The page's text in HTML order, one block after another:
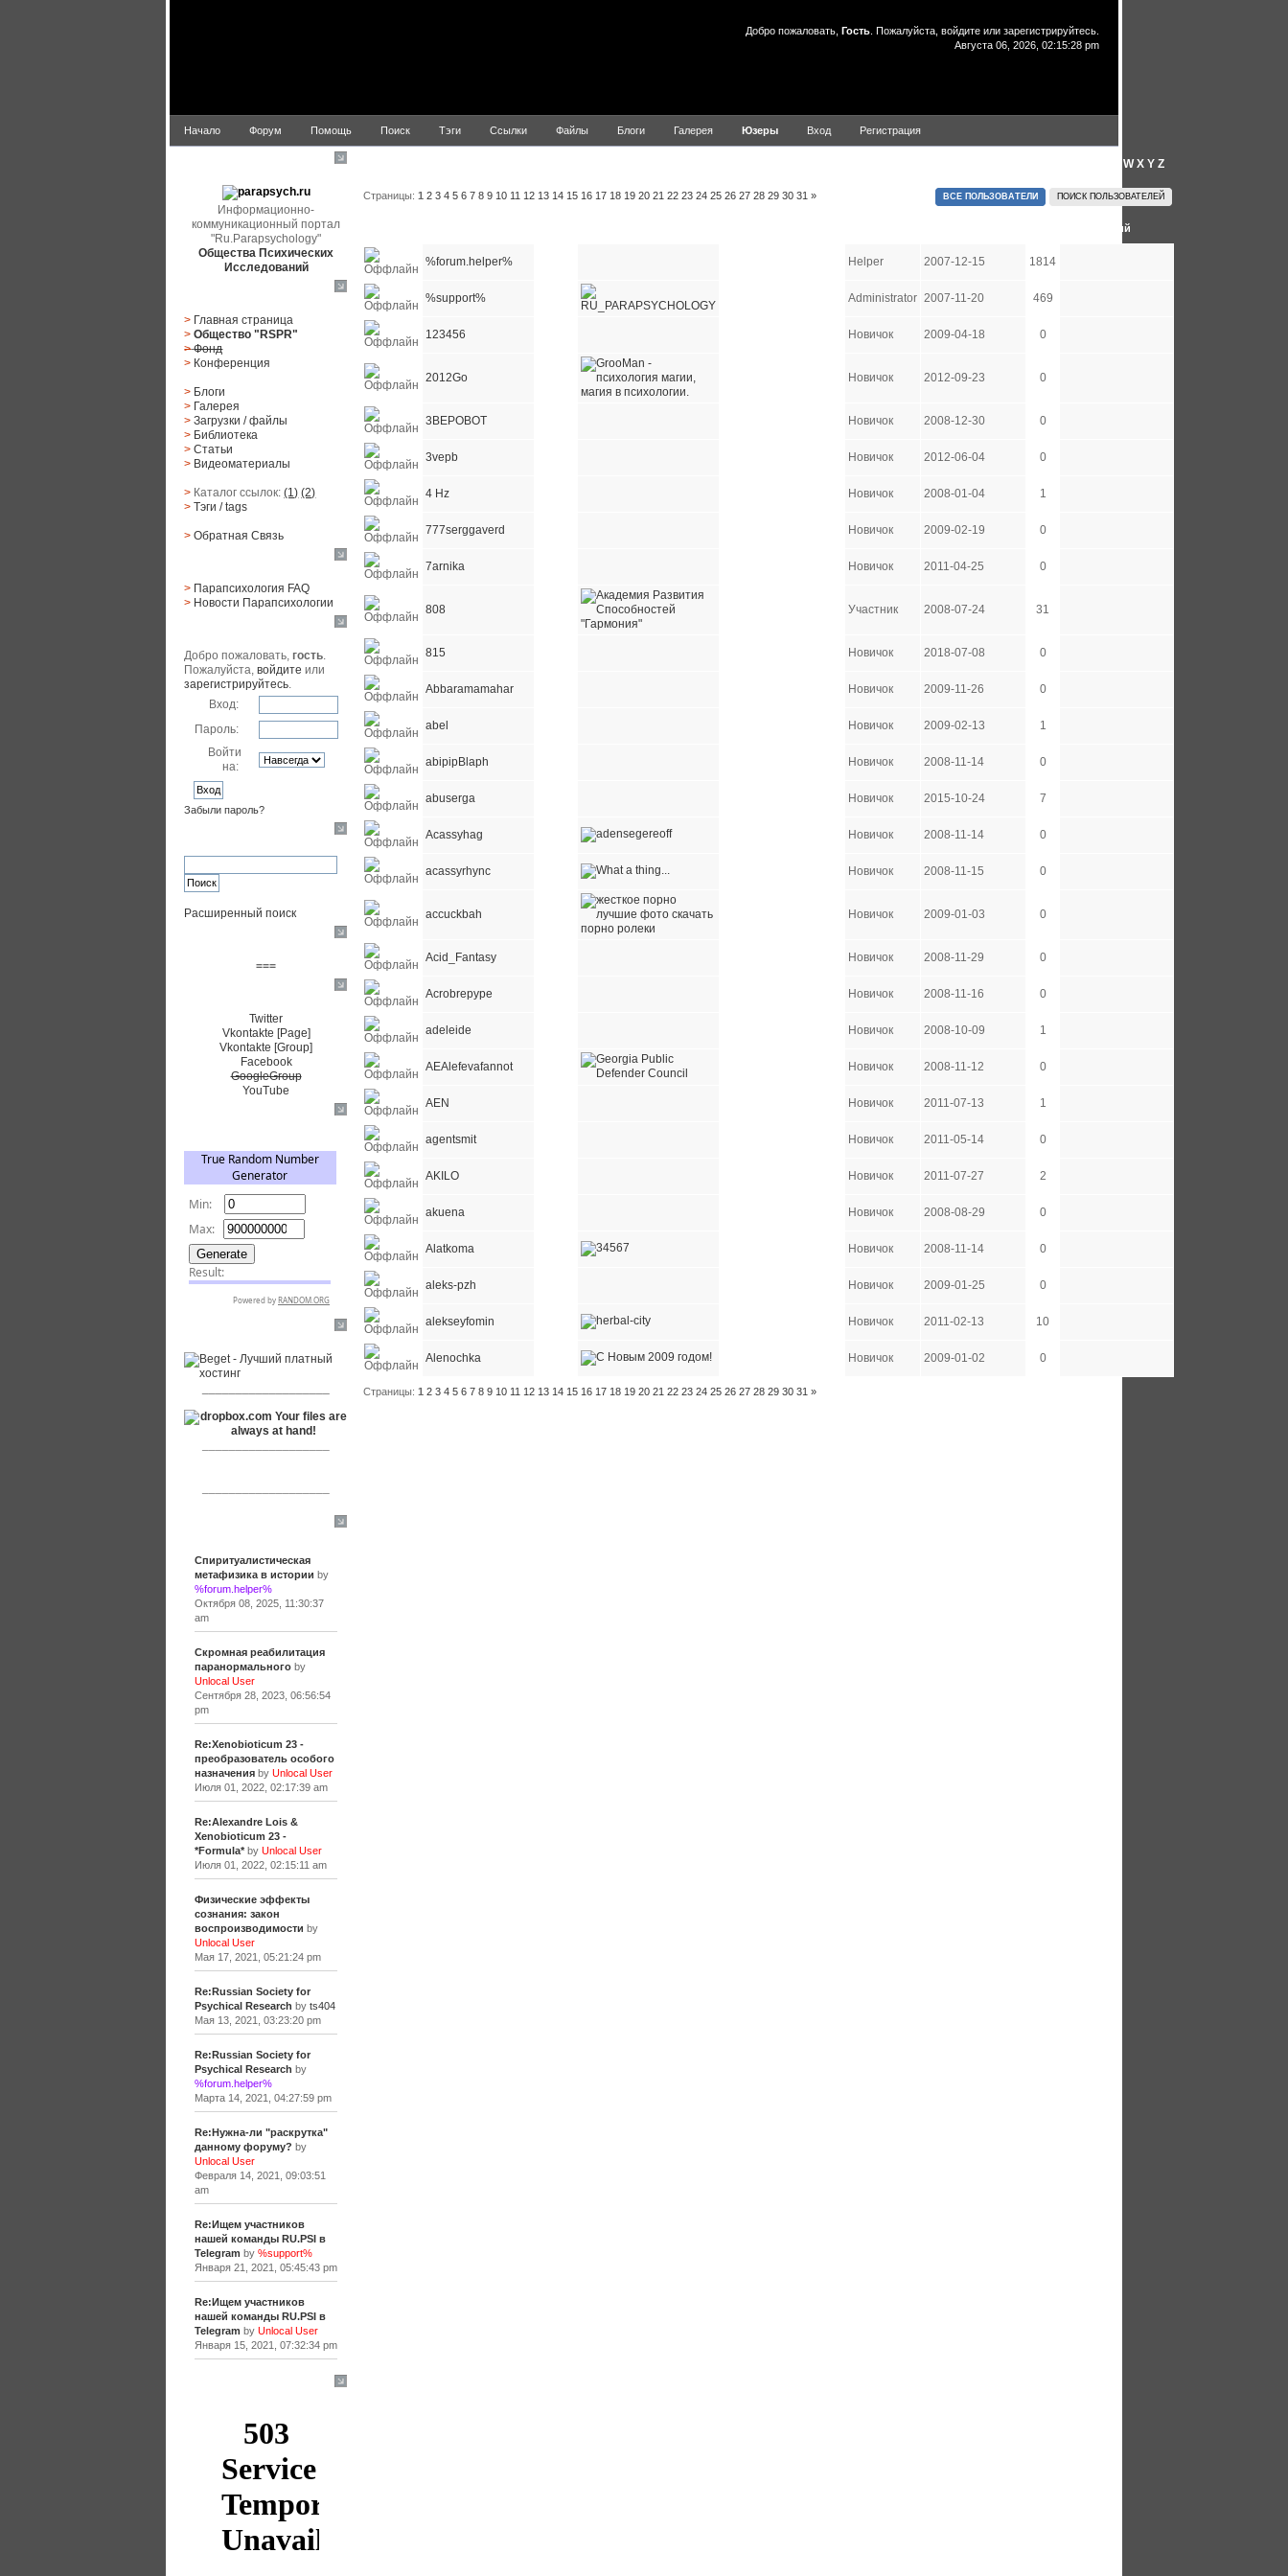
Добро пожаловать, Гость . Пожалуйста, войдите или зарегистрируйтесь
Августа 06, 2026, 02:15:28 pm
Начало Форум Помощь Поиск Тэги Ссылки Файлы Блоги Галерея Юзеры Вход Регистрация
Информационно-
коммуникационный портал
"Ru.Parapsychology"
Общества Психических
Исследований
> Главная страница
> Общество "RSPR"
> Фонд
> Конференция
> Блоги
> Галерея
> Загрузки/файлы
> Библиотека
> Статьи
> Видеоматериалы
> Каталог ссылок:(1) (2)
> Тэги/ tags
> Обратная Cвязь
> Парапсихология FAQ
> Новости Парапсихологии
Добро пожаловать,гость.
Пожалуйста,войдите или
зарегистрируйтесь.
Вход:
Пароль:
Войти
на:
Забыли пароль?
Расширенный поиск
===
Twitter
Vkontakte [Page]
Vkontakte [Group]
Facebook
GoogleGroup
YouTube
Спиритуалистическая
метафизика в истории by
%forum.helper%
Октября 08, 2025, 11:30:37
am
Скромная реабилитация
паранормальногоby
Unlocal User
Сентября 28, 2023, 06:56:54
pm
Re:Xenobioticum 23 -
преобразователь особого
назначенияby Unlocal User
Июля 01, 2022, 02:17:39 am
Re:Alexandre Lois &
Xenobioticum 23 -
*Formula*by Unlocal User
Июля 01, 2022, 02:15:11 am
Физические эффекты
сознания: закон
воспроизводимости by
Unlocal User
Мая 17, 2021, 05:21:24 pm
Re:Russian Society for
Psychical Research by ts404
Мая 13, 2021, 03:23:20 pm
Re:Russian Society for
Psychical Research by
%forum.helper%
Марта 14, 2021, 04:27:59 pm
Re:Нужна-ли "раскрутка"
данному форуму? by
Unlocal User
Февраля 14, 2021, 09:03:51
am
Re:Ищем участников
нашей команды RU.PSI в
Telegram by %support%
Января 21, 2021, 05:45:43 pm
Re:Ищем участников
нашей команды RU.PSI в
Telegram by Unlocal User
Января 15, 2021, 07:32:34 pm
W X Y Z
ВСЕ ПОЛЬЗОВАТЕЛИ ПОИСК ПОЛЬЗОВАТЕЛЕЙ
Страницы:1 2 3 4 5 6 7 8 9 10 11 12 13 14 15 16 17 18 19 20 21 22 23 24 25 26 27 28 29 30 31 »
Сообщений
%forum.helper% Helper 2007-12-15 1814
%support% Administrator 2007-11-20 469
123456 Новичок 2009-04-18 0
2012Go Новичок 2012-09-23 0
3BEPOBOT Новичок 2008-12-30 0
3vepb Новичок 2012-06-04 0
4 Hz Новичок 2008-01-04 1
777serggaverd Новичок 2009-02-19 0
7arnika Новичок 2011-04-25 0
808 Участник 2008-07-24 31
815 Новичок 2018-07-08 0
Abbaramamahar Новичок 2009-11-26 0
abel Новичок 2009-02-13 1
abipipBlaph Новичок 2008-11-14 0
abuserga Новичок 2015-10-24 7
Acassyhag Новичок 2008-11-14 0
acassyrhync Новичок 2008-11-15 0
accuckbah Новичок 2009-01-03 0
Acid_Fantasy Новичок 2008-11-29 0
Acrobrepype Новичок 2008-11-16 0
adeleide Новичок 2008-10-09 1
AEAlefevafannot Новичок 2008-11-12 0
AEN Новичок 2011-07-13 1
agentsmit Новичок 2011-05-14 0
AKILO Новичок 2011-07-27 2
akuena Новичок 2008-08-29 0
Alatkoma Новичок 2008-11-14 0
aleks-pzh Новичок 2009-01-25 0
alekseyfomin Новичок 2011-02-13 10
Alenochka Новичок 2009-01-02 0
Страницы:1 2 3 4 5 6 7 8 9 10 11 12 13 14 15 16 17 18 19 20 21 22 23 24 25 26 27 28 29 30 31 »